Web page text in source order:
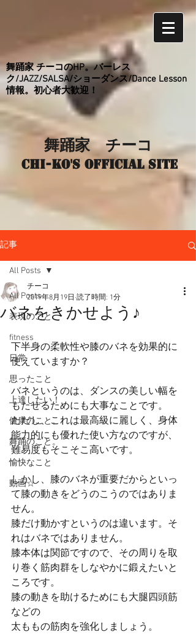
舞踊家 チーコのHP。バーレス
ク/JAZZ/SALSA/ショーダンス/Dance Lesson
情報。初心者大歓迎！
舞踊家 チーコ
Chi-ko's Official site
記事
All Posts
表現のこと
fitness
日常
思ったこと
上達したい！
健康のこと。
舞踊のこと。
愉快なこと
動画☆
All Posts
バネをきかせよう♪
チーコ
2019年8月19日 読了時間: 1分
下半身の柔軟性や膝のバネを効果的に
使えていますか？
バネというのは、ダンスの美しい幅を
もたせるためにも大事なことです。
ただし、これは最高級に麗しく、身体
能力的にも優れた使い方なのですが、
難易度もそこそこ高いです。
しかし、膝のバネが重要だからといっ
て膝の動きをどうのこうのではありま
せん。
膝だけ動かすというのは違います。そ
れはバネではありません。
膝本体は関節ですので、その周りを取
り巻く筋肉群をしなやかに鍛えたいと
ころです。
膝の動きを助けるためにも大腿四頭筋
などの
太ももの筋肉を強化しましょう。